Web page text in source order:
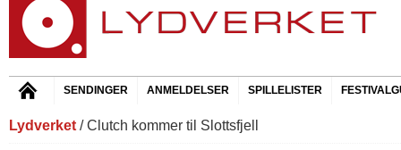
SENDINGER ANMELDELSER SPILLELISTER
Lydverket / Clutch kommer til Slottsfjell